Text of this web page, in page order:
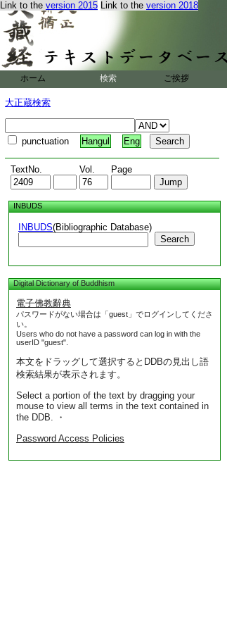
Link to the version 2015 Link to the version 2018
ホーム 検索 ご挨拶
大正蔵検索
punctuation Hangul Eng
TextNo. Vol. Page
INBUDS
INBUDS(Bibliographic Database)
Search
Digital Dictionary of Buddhism
電子佛教辭典
パスワードがない場合は「guest」でログインしてくださ
い。
Users who do not have a password can log in with the
userID "guest".
本文をドラッグして選択するとDDBの見出し語
検索結果が表示されます。
Select a portion of the text by dragging your
mouse to view all terms in the text contained in
the DDB. ・
Password Access Policies